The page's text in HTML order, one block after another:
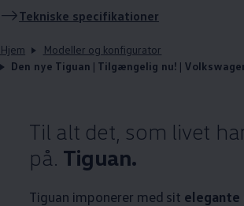
Tekniske specifikationer
Hjem
Modeller og konfigurator
Den nye Tiguan | Tilgængelig nu! |
Til alt det, som livet
på. Tiguan.
Tiguan imponerer med sit elegante